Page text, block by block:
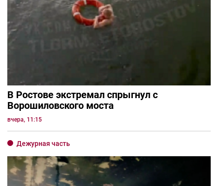
В Ростове экстремал спрыгнул с
Ворошиловского моста
вчера, 11:15
Дежурная часть